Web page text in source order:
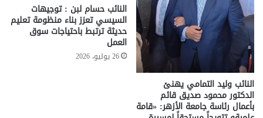
النائب وليد التمامي يهنئ
الدكتور محمود صديق قائم
بأعمال رئاسة جامعة الأزهر: «قامة
النائب حسام لبن : توجيهات
السيسي تعزز بناء منظومة تعليم
حديثة ترتبط باحتياجات سوق
العمل
26 يوليو، 2026